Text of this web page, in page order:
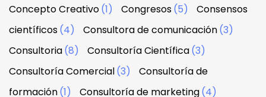
Concepto Creativo(1) Congresos(5)
Consensos
científicos(4) Consultora de comunicación(3)
Consultoria(8) Consultoría Científica(3)
Consultoría Comercial(3)
Consultoría de
formación(1) Consultoría de marketing(4)